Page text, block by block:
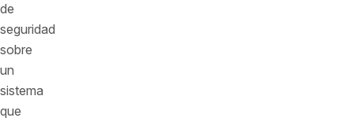
de
seguridad
sobre
un
sistema
que